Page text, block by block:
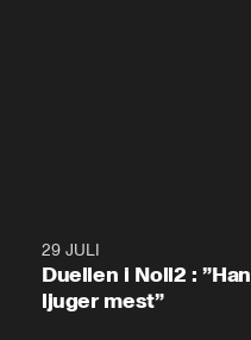
29 JULI
Duellen i Noll2 : ”Han
ljuger mest”